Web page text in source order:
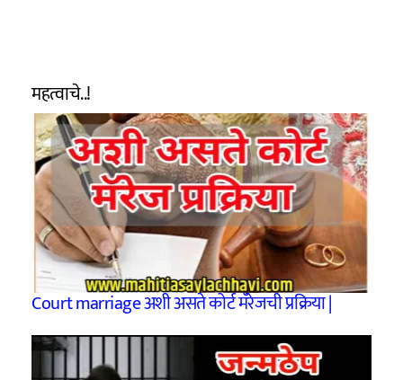
महत्वाचे..!
Court marriage अशी असते कोर्ट मॅरेजची प्रक्रिया |